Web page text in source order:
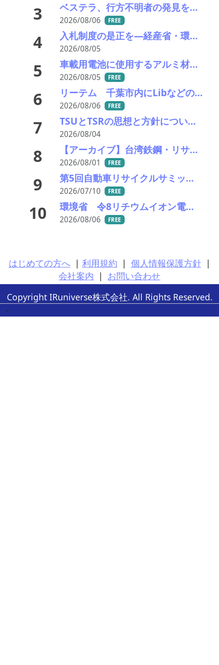
3 ベステラ、行方不明者の発見を報告
2026/08/06 FREE
4 入札制度の是正を—経産省・環境省が指定PETボトル資源循環で検討会
2026/08/05
5 車載用電池に使用するアルミ材の水平リサイクルを実現―PPES・日本軽金属・冨士発條・PEX
2026/08/05 FREE
6 リーテム 千葉市内にLibなどの小型充電式電池回収ボックスを新たに15カ所設置
2026/08/06 FREE
7 TSUとTSRの思想と方針について考える
2026/08/04
8 【アーカイブ】台湾鉄鋼・リサイクル産業視察ツアー
2026/08/01 FREE
9 第5回自動車リサイクルサミット ～再生材料をいかに使うか、違法業者対策、中古車輸出問題を語ろう～
2026/07/10 FREE
10 環境省 令8リチウムイオン電池等の回収・処理体制の構築等に向けた実証事業の公募結果公表
2026/08/06 FREE
はじめての方へ | 利用規約 | 個人情報保護方針 |
会社案内 | お問い合わせ
Copyright IRuniverse株式会社. All Rights Reserved.
-